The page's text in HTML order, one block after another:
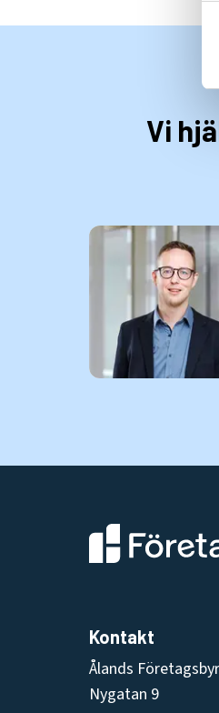
Vi
Kontakt
Ålands
Nygatan 9